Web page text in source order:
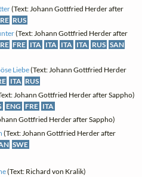
(Text: Johann Gottfried Herder after
RUS
(Text: Johann Gottfried Herder after
FRE ITA ITA ITA ITA RUS SAN
Liebe(Text: Johann Gottfried Herder
ITA RUS
Johann Gottfried Herder after Sappho)
ENG FRE ITA
Gottfried Herder after Sappho)
(Text: Johann Gottfried Herder after
SWE
(Text: Richard von Kralik)